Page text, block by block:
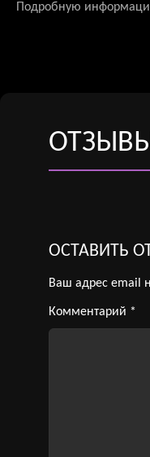
Подробную
ОСТАВИТЬ
Ваш адрес email
Комментарий *